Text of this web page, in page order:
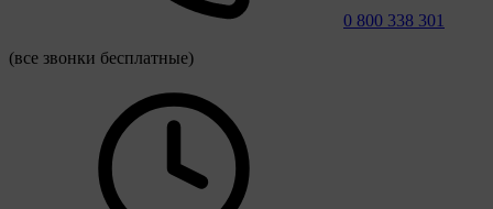
0 800 338 301
(все звонки бесплатные)